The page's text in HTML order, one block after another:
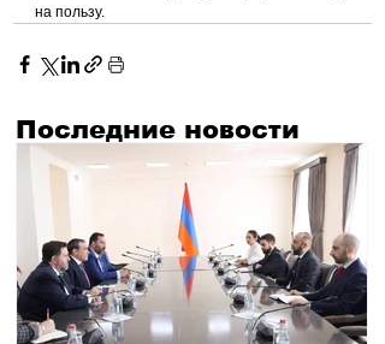
на пользу.
Последние новости